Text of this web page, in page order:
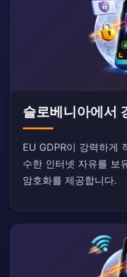
슬로베니아에서
EU GDPR이 강력하게
수한 인터넷 자유를 보
암호화를 제공합니다.